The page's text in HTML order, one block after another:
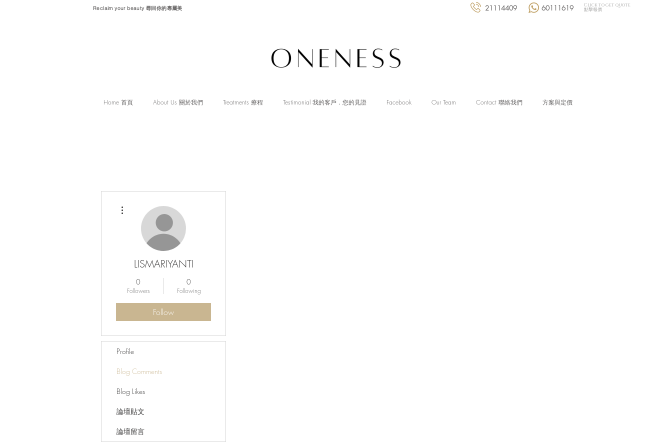
Reclaim your beauty 尋回你的專屬美 21114409 60111619 Click to get quote
點擊報價
Home 首頁 About Us 關於我們 Treatments 療程 Testimonial 我的客戶．您的見證 Facebook Our Team Contact 聯絡我們 方案與定價
LISMARIYANTI
0
Followers
0
Following
Follow
Profile
Blog Comments
Blog Likes
論壇貼文
論壇留言